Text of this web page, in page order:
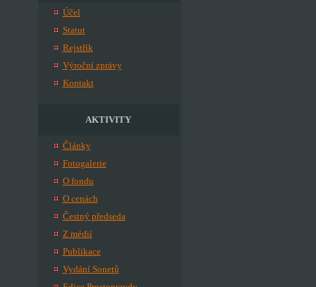
Účel
Statut
Rejstřík
Výroční zprávy
Kontakt
AKTIVITY
Články
Fotogalerie
O fondu
O cenách
Čestný předseda
Z médií
Publikace
Vydání Sonetů